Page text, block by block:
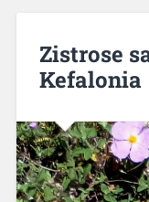
Zistrose
Kefalonia